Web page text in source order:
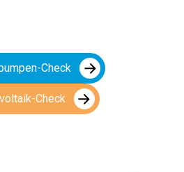
Check
Check